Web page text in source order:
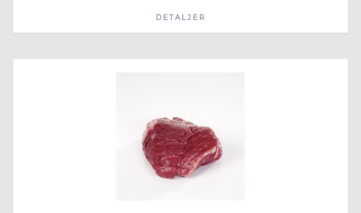
DETALJER